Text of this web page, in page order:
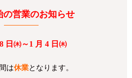
の営業のお知らせ
日㈭～1 月 4 日㈭
は休業となります。